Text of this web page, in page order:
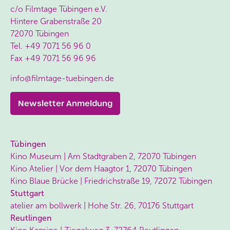
c/o Filmtage Tübingen e.V.
Hintere Grabenstraße 20
72070 Tübingen
Tel. +49 7071 56 96 0
Fax +49 7071 56 96 96
info@filmtage-tuebingen.de
Newsletter Anmeldung
Tübingen
Kino Museum | Am Stadtgraben 2, 72070 Tübingen
Kino Atelier | Vor dem Haagtor 1, 72070 Tübingen
Kino Blaue Brücke | Friedrichstraße 19, 72072 Tübingen
Stuttgart
atelier am bollwerk | Hohe Str. 26, 70176 Stuttgart
Reutlingen
um eine kontrollierte Einwilligung zu erteilen.